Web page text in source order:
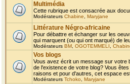
Multimédia
Cette rubrique est consacrée aux
Modérateurs Chabine Maryjane
Littérature Négro-africaine
Pour débattre et échanger sur les
qui marquent (ou qui ont marqué) de
Modérateurs BM OGOTEMMELI
Vos blogs
Vous avez écrit un message sur votre
de l'existence de votre blog? Vous
raisons et pour d'autres, cet espace
Modérateurs Tchoko Maryjane